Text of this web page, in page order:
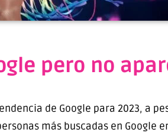
pero no
de Google para 2023, a
más buscadas en Google